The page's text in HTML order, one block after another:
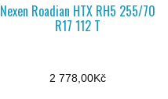
Nexen Roadian HTX RH5 255/70
R17 112 T
2 778,00Kč